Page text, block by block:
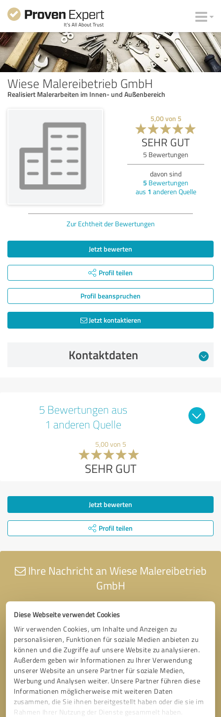
Diese Webseite verwendet Cookies
Wir verwenden Cookies, um Inhalte und Anzeigen zu
personalisieren, Funktionen für soziale Medien anbieten zu
können und die Zugriffe auf unsere Website zu analysieren.
Außerdem geben wir Informationen zu Ihrer Verwendung
unserer Website an unsere Partner für soziale Medien,
Werbung und Analysen weiter. Unsere Partner führen diese
Informationen möglicherweise mit weiteren Daten
zusammen, die Sie ihnen bereitgestellt haben oder die sie im
Rahmen Ihrer Nutzung der Dienste gesammelt haben.
Wiese Malereibetrieb GmbH
Realisiert Malerarbeiten im Innen- und Außenbereich
5,00von 5
SEHR GUT
5 Bewertungen
davon sind
5 Bewertungen
aus 1 anderen Quelle
Zur Echtheit der Bewertungen
Jetzt bewerten
Profil teilen
Profil beanspruchen
Jetzt kontaktieren
Kontaktdaten
5 Bewertungen aus
1 anderen Quelle
5,00 von 5
SEHR GUT
Jetzt bewerten
Profil teilen
Ihre Nachricht an Wiese Malereibetrieb
GmbH